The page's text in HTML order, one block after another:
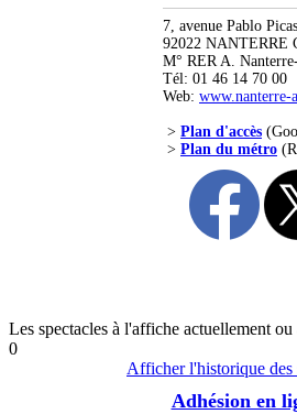
7, avenue Pablo
92022 NANTERRE
M° RER A.
Tél: 01 46 14 70 00
Web: www.nanterre-
> Plan d'accès
> Plan du métro
Les spectacles à l'affiche actuellement
0
Afficher l'historique des
Adhésion en